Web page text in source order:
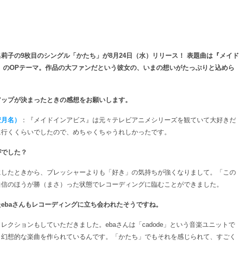
子の9枚目のシングル「かたち」が8月24日（水）リリース！ 表題曲は『メイド
のOPテーマ。作品の大ファンだという彼女の、いまの想いがたっぷりと込めら
プが決まったときの感想をお願いします。
名）
：『メイドインアビス』は元々テレビアニメシリーズを観ていて大好きだ
くくらいでしたので、めちゃくちゃうれしかったです。
した？
したときから、プレッシャーよりも「好き」の気持ちが強くなりまして。「この
のほうが勝（まさ）った状態でレコーディングに臨むことができました。
さんもレコーディングに立ち会われたそうですね。
レクションもしていただきました。ebaさんは「cadode」という音楽ユニットで
想的な楽曲を作られているんです。「かたち」でもそれを感じられて、すごく